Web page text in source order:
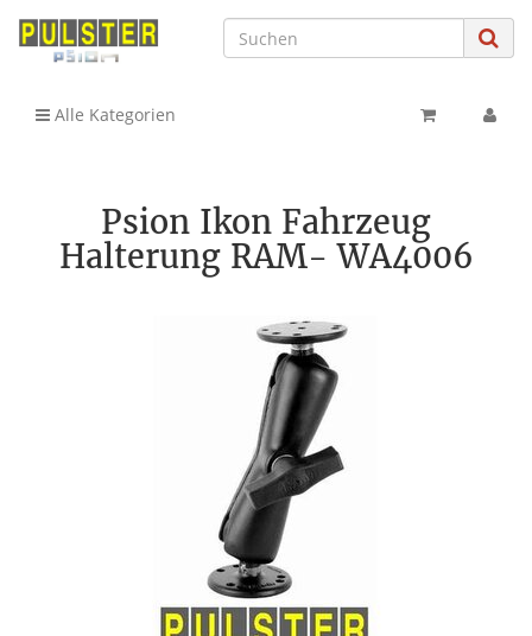
Alle Kategorien
Psion Ikon Fahrzeug
Halterung RAM- WA4006